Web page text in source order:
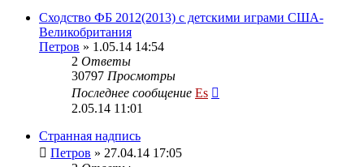
Сходство ФБ 2012(2013) с детскими играми США-
Великобритания
Петров » 1.05.14 14:54
2 Ответы
30797 Просмотры
Последнее сообщение Es
2.05.14 11:01
Странная надпись
Петров » 27.04.14 17:05